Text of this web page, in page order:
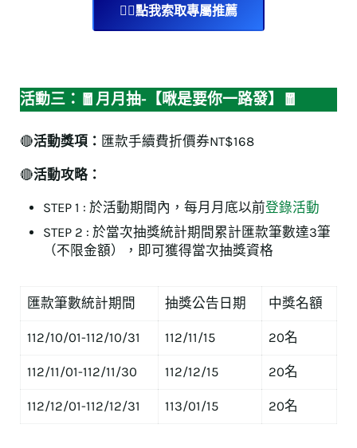
👉🏻點我索取專屬推薦
活動三：🧧 月月抽-【啾是要你一路發】🧧
🔴活動獎項： 匯款手續費折價券NT$168
🔴活動攻略：
STEP 1 : 於活動期間內，每月月底以前登錄活動
STEP 2 : 於當次抽獎統計期間累計匯款筆數達3筆
（不限金額），即可獲得當次抽獎資格
匯款筆數統計期間 抽獎公告日期 中獎名額
112/10/01-112/10/31 112/11/15 20名
112/11/01-112/11/30 112/12/15 20名
112/12/01-112/12/31 113/01/15 20名